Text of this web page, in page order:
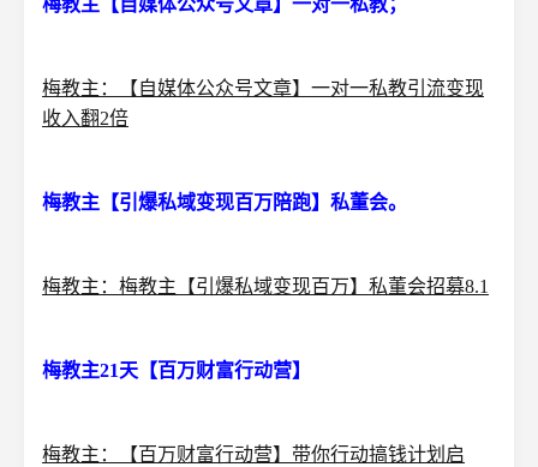
梅教主【自媒体公众号文章】一对一私教；
梅教主：【自媒体公众号文章】一对一私教引流变现
收入翻2倍
梅教主【引爆私域变现百万陪跑】私董会。
梅教主：梅教主【引爆私域变现百万】私董会招募8.1
梅教主21天【百万财富行动营】
梅教主：【百万财富行动营】带你行动搞钱计划启